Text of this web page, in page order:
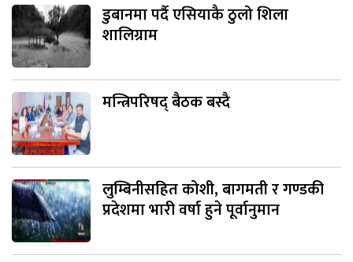
डुबानमा पर्दै एसियाकै ठुलो शिला
शालिग्राम
मन्त्रिपरिषद् बैठक बस्दै
लुम्बिनीसहित कोशी, बागमती र गण्डकी
प्रदेशमा भारी वर्षा हुने पूर्वानुमान